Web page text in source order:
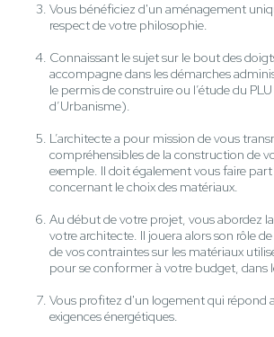
Vous bénéficiez d'un aménagement
respect de votre philosophie.
Connaissant le sujet sur le bout des
accompagne dans les démarches
le permis de construire ou l’étude du
d’Urbanisme).
L’architecte a pour mission de vous
compréhensibles de la construction de
exemple. Il doit également vous faire
concernant le choix des matériaux.
Au début de votre projet, vous abordez
votre architecte. Il jouera alors son rôle
de vos contraintes sur les matériaux
pour se conformer à votre budget, dans
Vous profitez d'un logement qui répond
exigences énergétiques.